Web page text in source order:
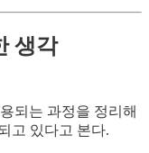
생각
되는 과정을 정리해
고 있다고 본다.